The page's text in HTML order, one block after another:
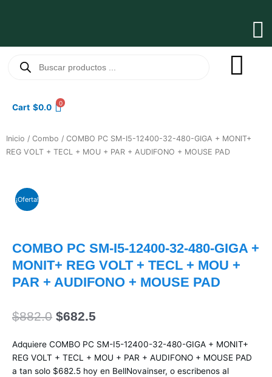
productos
Cart $0.0 0
Inicio / Combo / COMBO PC SM-I5-12400-32-480-GIGA + MONIT+
REG VOLT + TECL + MOU + PAR + AUDIFONO + MOUSE PAD
¡Oferta!
COMBO PC SM-I5-12400-32-480-GIGA +
MONIT+ REG VOLT + TECL + MOU +
PAR + AUDIFONO + MOUSE PAD
$882.0 El
original
era:
$882.0.
$682.5
actual
es:
$682.5.
Adquiere COMBO PC SM-I5-12400-32-480-GIGA + MONIT+
REG VOLT + TECL + MOU + PAR + AUDIFONO + MOUSE PAD
a tan solo $682.5 hoy en BellNovainser, o escribenos al